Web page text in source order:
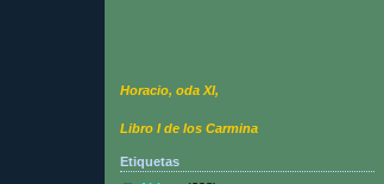
Horacio, oda XI,
Libro I de los Carmina
Etiquetas